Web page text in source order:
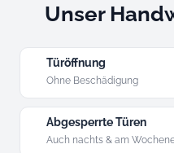
Unser
Türöffnung
Ohne Beschädigung
Abgesperrte Türen
Auch nachts & am